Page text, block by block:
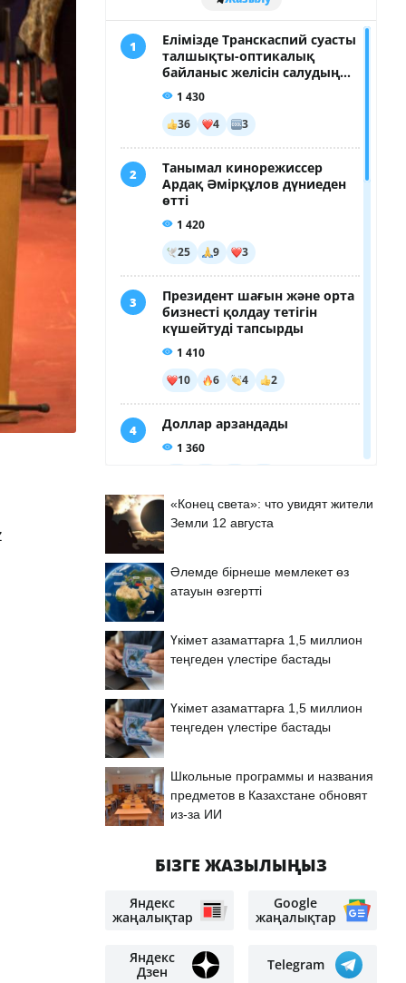
«Конец света»: что увидят жители
Земли 12 августа
Әлемде бірнеше мемлекет өз
атауын өзгертті
Үкімет азаматтарға 1,5 миллион
теңгеден үлестіре бастады
Үкімет азаматтарға 1,5 миллион
теңгеден үлестіре бастады
Школьные программы и названия
предметов в Казахстане обновят
из-за ИИ
БІЗГЕ ЖАЗЫЛЫҢЫЗ
Яндекс
жаңалықтар
Google
жаңалықтар
Яндекс
Дзен
Telegram